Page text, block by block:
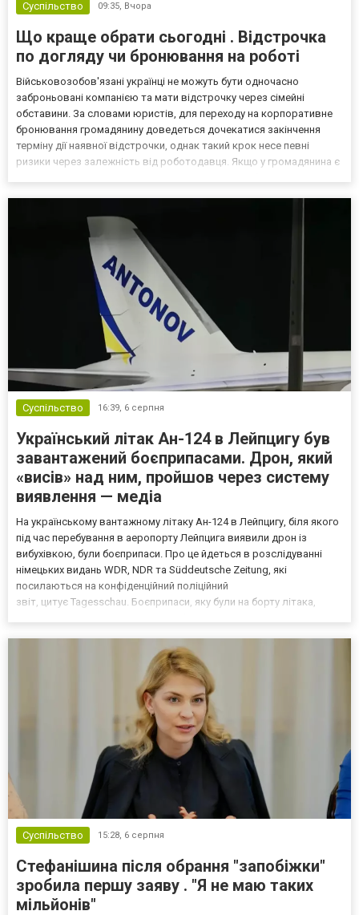
Суспільство 09:35, Вчора
Що краще обрати сьогодні . Відстрочка
по догляду чи бронювання на роботі
Військовозобов'язані українці не можуть бути одночасно
заброньовані компанією та мати відстрочку через сімейні
обставини. За словами юристів, для переходу на корпоративне
бронювання громадянину доведеться дочекатися закінчення
терміну дії наявної відстрочки, однак такий крок несе певні
ризики через залежність від роботодавця. Якщо у громадянина є
Суспільство 16:39, 6 серпня
Український літак Ан-124 в Лейпцигу був
завантажений боєприпасами. Дрон, який
«висів» над ним, пройшов через систему
виявлення — медіа
На українському вантажному літаку Ан-124 в Лейпцигу, біля якого
під час перебування в аеропорту Лейпцига виявили дрон із
вибухівкою, були боєприпаси. Про це йдеться в розслідуванні
німецьких видань WDR, NDR та Süddeutsche Zeitung, які
посилаються на конфіденційний поліційний
звіт, цитує Tagesschau. Боєприпаси, яку були на борту літака,
Суспільство 15:28, 6 серпня
Стефанішина після обрання "запобіжки"
зробила першу заяву . "Я не маю таких
мільйонів"